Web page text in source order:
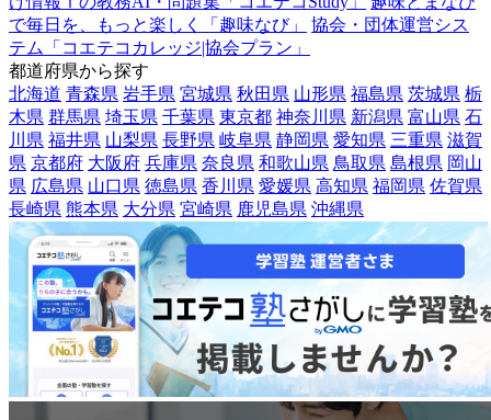
で毎日を、もっと楽しく「趣味なび」
協会・団体運営シス
テム「コエテコカレッジ|協会プラン」
都道府県から探す
北海道 青森県 岩手県 宮城県 秋田県 山形県 福島県 茨城県 栃
木県 群馬県 埼玉県 千葉県 東京都 神奈川県 新潟県 富山県 石
川県 福井県 山梨県 長野県 岐阜県 静岡県 愛知県 三重県 滋賀
県 京都府 大阪府 兵庫県 奈良県 和歌山県 鳥取県 島根県 岡山
県 広島県 山口県 徳島県 香川県 愛媛県 高知県 福岡県 佐賀県
長崎県 熊本県 大分県 宮崎県 鹿児島県 沖縄県